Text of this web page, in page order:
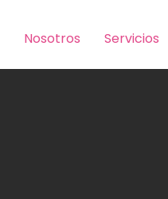
Nosotros Servicios